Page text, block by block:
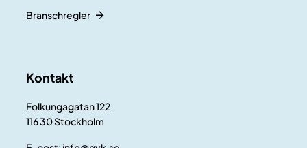
Branschregler
Kontakt
Folkungagatan 122
116 30 Stockholm